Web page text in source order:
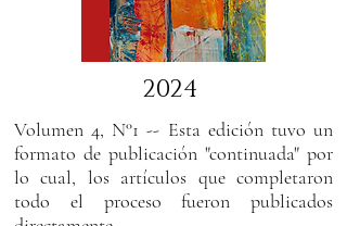
2024
Volumen 4, N°1 -- Esta edición tuvo un
formato de publicación "continuada" por
lo cual, los artículos que completaron
todo el proceso fueron publicados